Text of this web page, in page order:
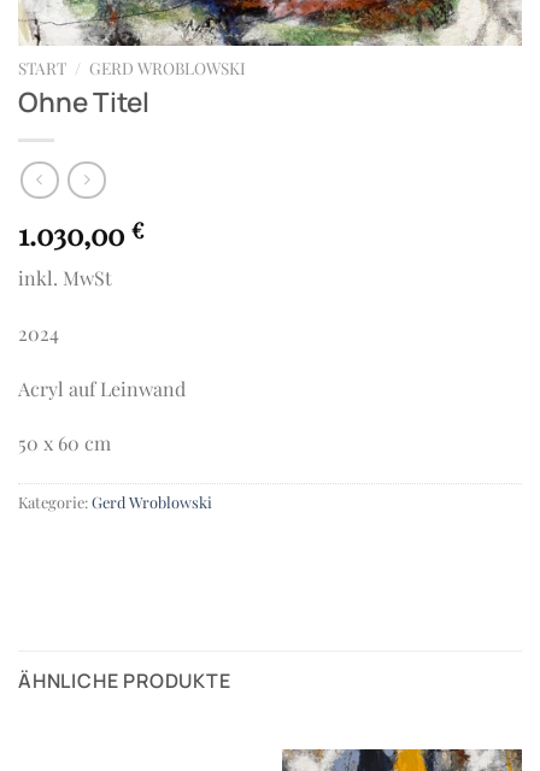
START / GERD WROBLOWSKI
Ohne Titel
1.030,00 €
inkl. MwSt
2024
Acryl auf Leinwand
50 x 60 cm
Kategorie:Gerd Wroblowski
ÄHNLICHE PRODUKTE